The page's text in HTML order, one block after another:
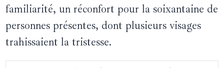
familiarité, un réconfort pour la soixantaine de
personnes présentes, dont plusieurs visages
trahissaient la tristesse.